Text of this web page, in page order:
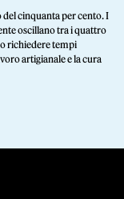
cinquanta per cento. I
oscillano tra i quattro
richiedere tempi
artigianale e la cura